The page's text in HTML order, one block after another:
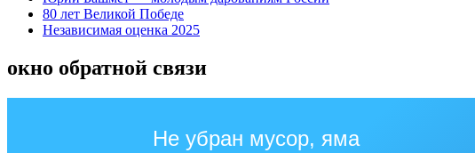
80 лет Великой Победе
Независимая оценка 2025
окно обратной связи
Не убран мусор, яма